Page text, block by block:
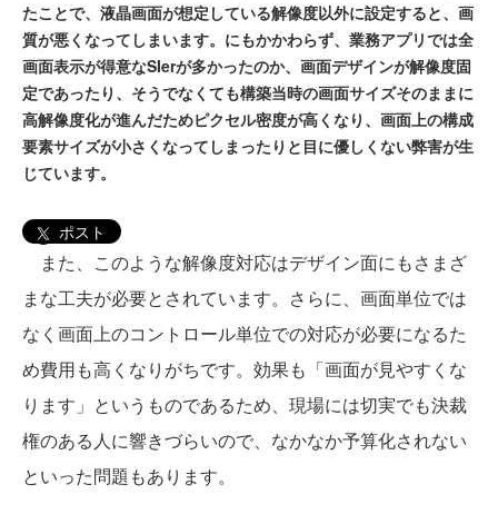
たことで、液晶画面が想定している解像度以外に設定すると、画
質が悪くなってしまいます。にもかかわらず、業務アプリでは全
画面表示が得意なSIerが多かったのか、画面デザインが解像度固
定であったり、そうでなくても構築当時の画面サイズそのままに
高解像度化が進んだためピクセル密度が高くなり、画面上の構成
要素サイズが小さくなってしまったりと目に優しくない弊害が生
じています。
ポスト
また、このような解像度対応はデザイン面にもさまざ
まな工夫が必要とされています。さらに、画面単位では
なく画面上のコントロール単位での対応が必要になるた
め費用も高くなりがちです。効果も「画面が見やすくな
ります」というものであるため、現場には切実でも決裁
権のある人に響きづらいので、なかなか予算化されない
といった問題もあります。